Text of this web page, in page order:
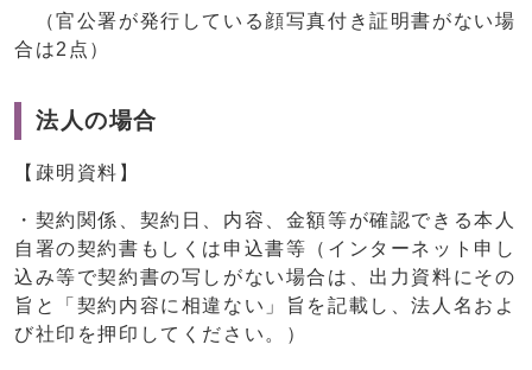
（官公署が発行している顔写真付き証明書がない場
合は2点）
法人の場合
【疎明資料】
・契約関係、契約日、内容、金額等が確認できる本人
自署の契約書もしくは申込書等（インターネット申し
込み等で契約書の写しがない場合は、出力資料にその
旨と「契約内容に相違ない」旨を記載し、法人名およ
び社印を押印してください。）